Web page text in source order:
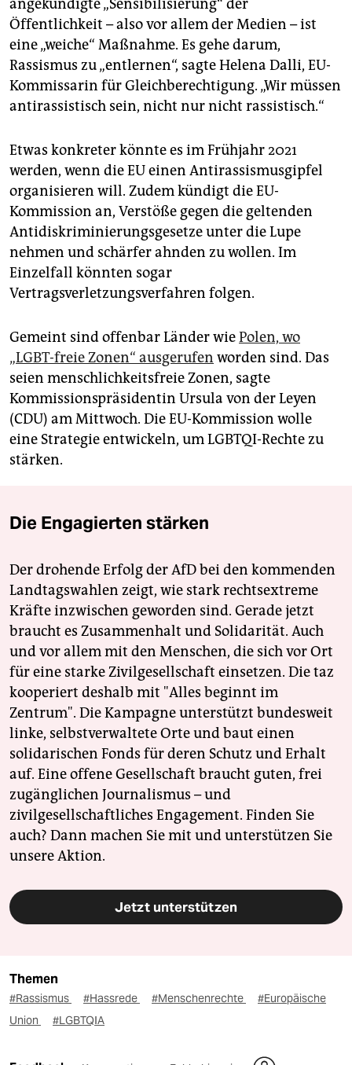
angekündigte „Sensibilisierung“ der
Öffentlichkeit – also vor allem der Medien – ist
eine „weiche“ Maßnahme. Es gehe darum,
Rassismus zu „entlernen“, sagte Helena Dalli, EU-
Kommissarin für Gleichberechtigung. „Wir müssen
antirassistisch sein, nicht nur nicht rassistisch.“
Etwas konkreter könnte es im Frühjahr 2021
werden, wenn die EU einen Antirassismusgipfel
organisieren will. Zudem kündigt die EU-
Kommission an, Verstöße gegen die geltenden
Antidiskriminierungsgesetze unter die Lupe
nehmen und schärfer ahnden zu wollen. Im
Einzelfall könnten sogar
Vertragsverletzungsverfahren folgen.
Gemeint sind offenbar Länder wiePolen, wo
„LGBT-freie Zonen“ ausgerufen worden sind. Das
seien menschlichkeitsfreie Zonen, sagte
Kommissionspräsidentin Ursula von der Leyen
(CDU) am Mittwoch. Die EU-Kommission wolle
eine Strategie entwickeln, um LGBTQI-Rechte zu
stärken.
Die Engagierten stärken
Der drohende Erfolg der AfD bei den kommenden
Landtagswahlen zeigt, wie stark rechtsextreme
Kräfte inzwischen geworden sind. Gerade jetzt
braucht es Zusammenhalt und Solidarität. Auch
und vor allem mit den Menschen, die sich vor Ort
für eine starke Zivilgesellschaft einsetzen. Die taz
kooperiert deshalb mit "Alles beginnt im
Zentrum". Die Kampagne unterstützt bundesweit
linke, selbstverwaltete Orte und baut einen
solidarischen Fonds für deren Schutz und Erhalt
auf. Eine offene Gesellschaft braucht guten, frei
zugänglichen Journalismus – und
zivilgesellschaftliches Engagement. Finden Sie
auch? Dann machen Sie mit und unterstützen Sie
unsere Aktion.
Jetzt unterstützen
Themen
#Rassismus #Hassrede #Menschenrechte
#Europäische
Union
#LGBTQIA